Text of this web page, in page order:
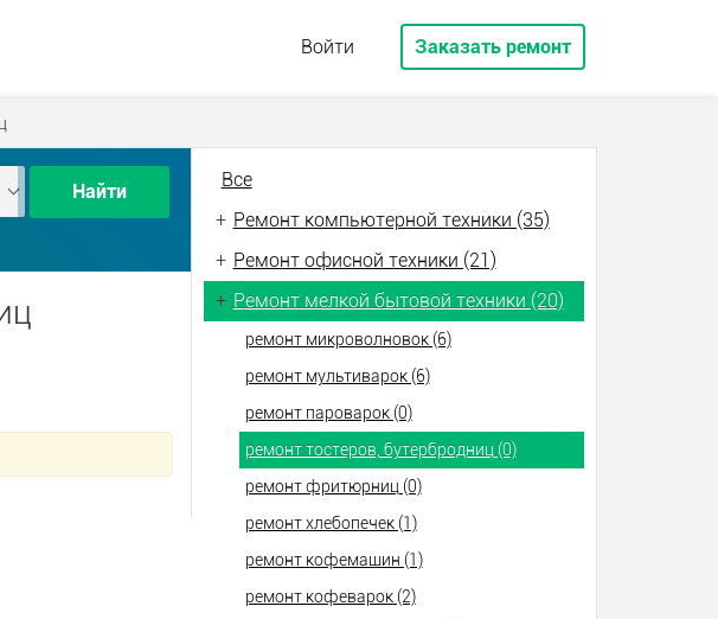
Войти Заказать ремонт
Найти
Все
+ Ремонт компьютерной техники (35)
+ Ремонт офисной техники (21)
+ Ремонт мелкой бытовой техники (20)
ремонт микроволновок (6)
ремонт мультиварок (6)
ремонт пароварок (0)
ремонт тостеров, бутербродниц (0)
ремонт фритюрниц (0)
ремонт хлебопечек (1)
ремонт кофемашин (1)
ремонт кофеварок (2)